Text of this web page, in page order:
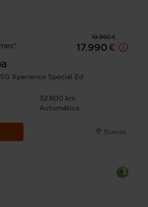
19.990 €
17.990 €
Xperience Special Ed
32.800 km
Automática
Blanes